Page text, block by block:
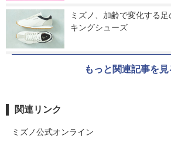
ミズノ、加齢で変化する
キングシューズ
もっと関連記事を見
関連リンク
ミズノ公式オンライン